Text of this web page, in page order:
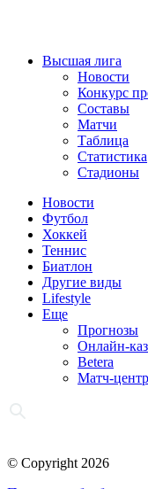
Высшая лига
Новости
Конкурс
Составы
Матчи
Таблица
Статистика
Стадионы
Новости
Футбол
Хоккей
Теннис
Биатлон
Другие виды
Lifestyle
Еще
Прогнозы
Онлайн-
Betera
Матч-центр
© Copyright 2026